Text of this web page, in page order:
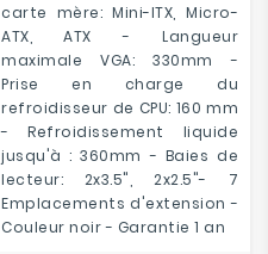
carte mère: Mini-ITX, Micro-
ATX, ATX - Langueur
maximale VGA: 330mm -
Prise en charge du
refroidisseur de CPU: 160 mm
- Refroidissement liquide
jusqu'à : 360mm - Baies de
lecteur: 2x3.5", 2x2.5"- 7
Emplacements d'extension -
Couleur noir - Garantie 1 an